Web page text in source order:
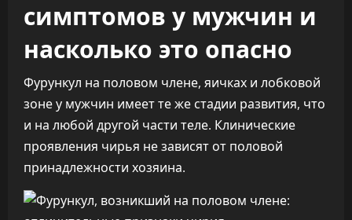
симптомов у мужчин и
насколько это опасно
Фурункул на половом члене, яичках и лобковой
зоне у мужчин имеет те же стадии развития, что
и на любой другой части теле. Клинические
проявления чирья не зависят от половой
принадлежности хозяина.